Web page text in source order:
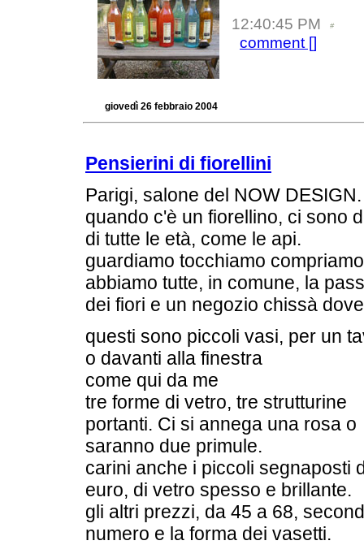
12:40:45 PM
comment []
giovedì 26 febbraio 2004
Pensierini di fiorellini
Parigi, salone del NOW DESIGN.
quando c'è un fiorellino, ci sono
di tutte le età, come le api.
guardiamo tocchiamo
abbiamo tutte, in comune, la
dei fiori e un negozio chissà
questi sono piccoli vasi, per un
o davanti alla finestra
come qui da me
tre forme di vetro, tre strutturine
portanti. Ci si annega una rosa o
saranno due primule.
carini anche i piccoli segnaposti
euro, di vetro spesso e brillante.
gli altri prezzi, da 45 a 68,
numero e la forma dei vasetti.